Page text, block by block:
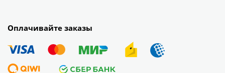
Оплачивайте заказы